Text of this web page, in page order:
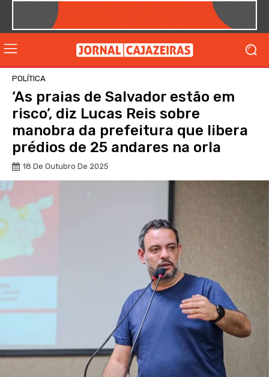
POLÍTICA
‘As praias de Salvador estão em
risco’, diz Lucas Reis sobre
manobra da prefeitura que libera
prédios de 25 andares na orla
18 De Outubro De 2025